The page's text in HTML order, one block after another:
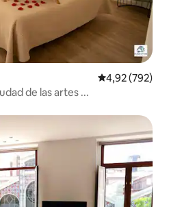
4,92 av 5 i
4,92 (792)
de las artes ...